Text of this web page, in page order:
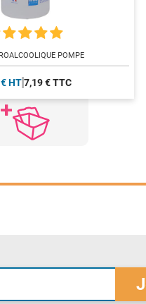
POMPE
HT 7,19 € TTC